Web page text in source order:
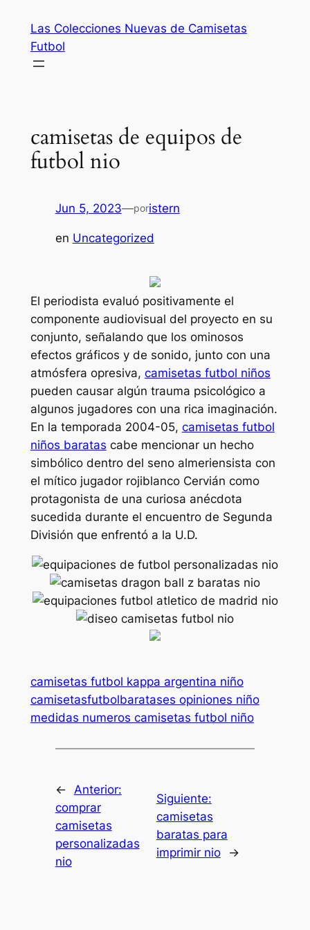
contenido
Las Colecciones Nuevas de Camisetas
Futbol
camisetas de equipos de
futbol nio
Jun 5, 2023—poristern
en Uncategorized
El periodista evaluó positivamente el
componente audiovisual del proyecto en su
conjunto, señalando que los ominosos
efectos gráficos y de sonido, junto con una
atmósfera opresiva, camisetas futbol niños
pueden causar algún trauma psicológico a
algunos jugadores con una rica imaginación.
En la temporada 2004-05, camisetas futbol
niños baratas cabe mencionar un hecho
simbólico dentro del seno almeriensista con
el mítico jugador rojiblanco Cervián como
protagonista de una curiosa anécdota
sucedida durante el encuentro de Segunda
División que enfrentó a la U.D.
camisetas futbol kappa argentina niño
camisetasfutbolbaratases opiniones niño
medidas numeros camisetas futbol niño
←
Anterior:
comprar
camisetas
personalizadas
nio
Siguiente:
camisetas
baratas para
imprimir nio
→